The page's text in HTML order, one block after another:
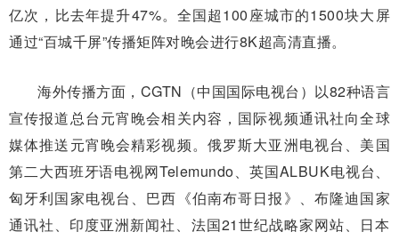
亿次，比去年提升47%。全国超100座城市的1500块大屏
通过“百城千屏”传播矩阵对晚会进行8K超高清直播。
海外传播方面，CGTN（中国国际电视台）以82种语言
宣传报道总台元宵晚会相关内容，国际视频通讯社向全球
媒体推送元宵晚会精彩视频。俄罗斯大亚洲电视台、美国
第二大西班牙语电视网Telemundo、英国ALBUK电视台、
匈牙利国家电视台、巴西《伯南布哥日报》、布隆迪国家
通讯社、印度亚洲新闻社、法国21世纪战略家网站、日本